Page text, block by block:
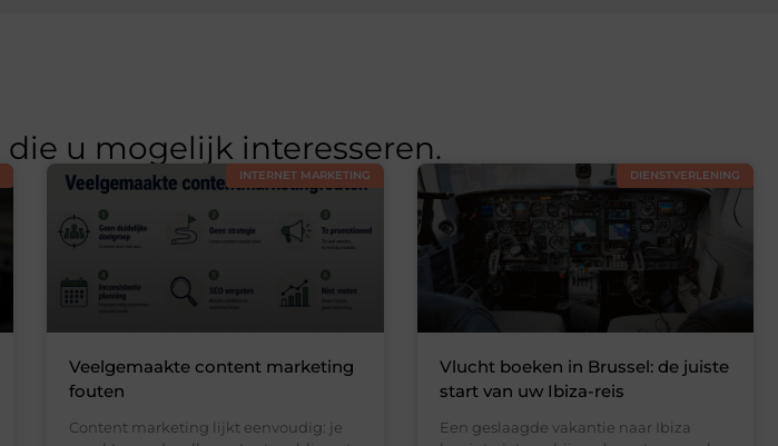
die u mogelijk interesseren.
INTERNET MARKETING
Veelgemaakte content marketing
fouten
Content marketing lijkt eenvoudig: je
DIENSTVERLENING
Vlucht boeken in Brussel: de juiste
start van uw Ibiza-reis
Een geslaagde vakantie naar Ibiza